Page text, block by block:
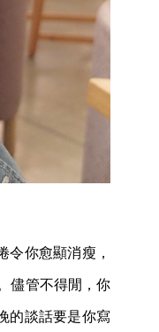
你愈顯消瘦，
儘管不得閒，你
的談話要是你寫